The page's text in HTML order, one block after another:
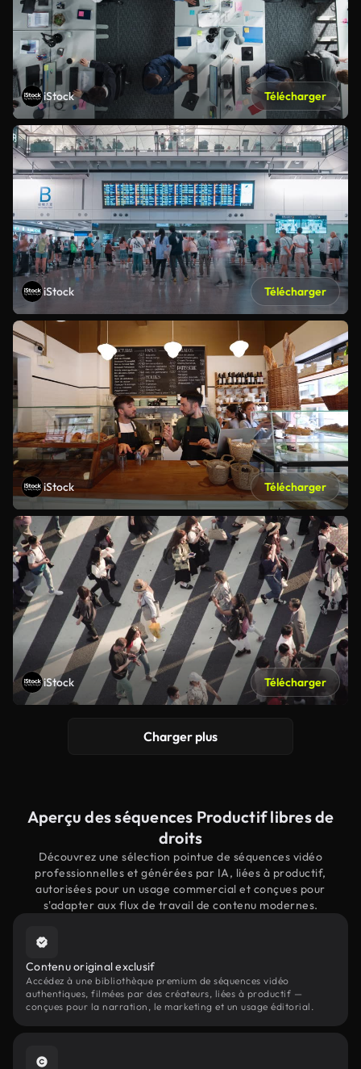
iStock Télécharger
iStock Télécharger
iStock Télécharger
iStock Télécharger
Charger plus
Aperçu des séquences Productif libres de
droits
Découvrez une sélection pointue de séquences vidéo
professionnelles et générées par IA, liées à productif,
autorisées pour un usage commercial et conçues pour
s'adapter aux flux de travail de contenu modernes.
Contenu original exclusif
Accédez à une bibliothèque premium de séquences vidéo
authentiques, filmées par des créateurs, liées à productif —
conçues pour la narration, le marketing et un usage éditorial.